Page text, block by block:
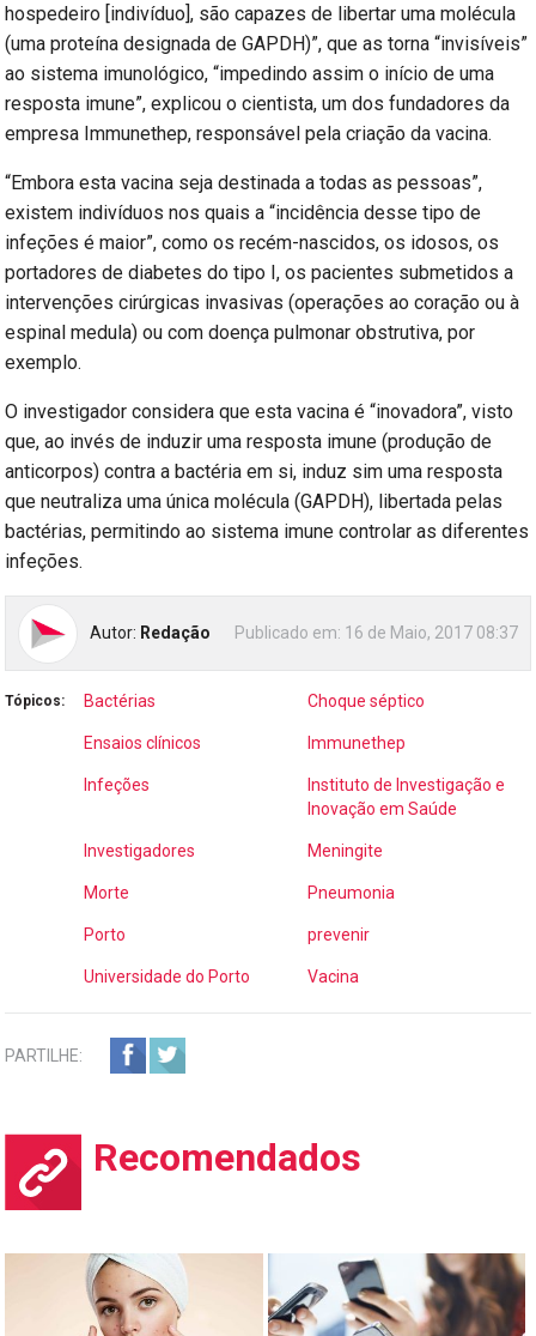
hospedeiro [indivíduo], são capazes de libertar uma molécula
(uma proteína designada de GAPDH)”, que as torna “invisíveis”
ao sistema imunológico, “impedindo assim o início de uma
resposta imune”, explicou o cientista, um dos fundadores da
empresa Immunethep, responsável pela criação da vacina.
“Embora esta vacina seja destinada a todas as pessoas”,
existem indivíduos nos quais a “incidência desse tipo de
infeções é maior”, como os recém-nascidos, os idosos, os
portadores de diabetes do tipo I, os pacientes submetidos a
intervenções cirúrgicas invasivas (operações ao coração ou à
espinal medula) ou com doença pulmonar obstrutiva, por
exemplo.
O investigador considera que esta vacina é “inovadora”, visto
que, ao invés de induzir uma resposta imune (produção de
anticorpos) contra a bactéria em si, induz sim uma resposta
que neutraliza uma única molécula (GAPDH), libertada pelas
bactérias, permitindo ao sistema imune controlar as diferentes
infeções.
Autor: Redação Publicado em: 16 de Maio, 2017 08:37
Tópicos: Bactérias Choque séptico
Ensaios clínicos Immunethep
Infeções
Instituto de Investigação e
Inovação em Saúde
Investigadores Meningite
Morte Pneumonia
Porto prevenir
Universidade do Porto Vacina
PARTILHE:
Recomendados